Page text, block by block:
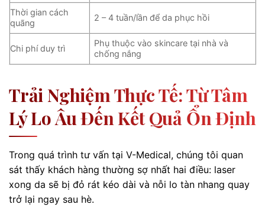
Thời gian cách
quãng
2 – 4 tuần/lần để da phục hồi
Chi phí duy trì
Phụ thuộc vào skincare tại nhà và
chống nắng
Trải Nghiệm Thực Tế: Từ Tâm
Lý Lo Âu Đến Kết Quả Ổn Định
Trong quá trình tư vấn tại V-Medical, chúng tôi quan
sát thấy khách hàng thường sợ nhất hai điều: laser
xong da sẽ bị đỏ rát kéo dài và nỗi lo tàn nhang quay
trở lại ngay sau hè.